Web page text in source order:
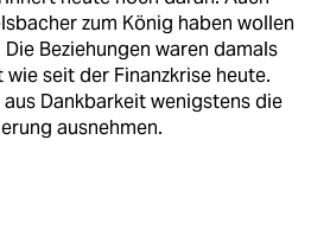
zum König haben wollen
Beziehungen waren damals
seit der Finanzkrise heute.
Dankbarkeit wenigstens die
ausnehmen.